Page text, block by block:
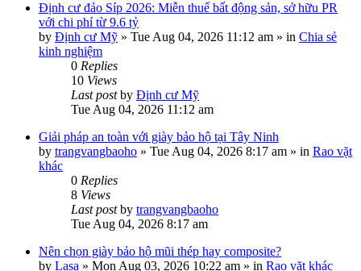
Định cư đảo Síp 2026: Miễn thuế bất động sản, sở hữu PR
với chi phí từ 9.6 tỷ
by Định cư Mỹ » Tue Aug 04, 2026 11:12 am » in Chia sẻ
kinh nghiệm
0 Replies
10 Views
Last postby Định cư Mỹ
Tue Aug 04, 2026 11:12 am
Giải pháp an toàn với giày bảo hộ tại Tây Ninh
by trangvangbaoho » Tue Aug 04, 2026 8:17 am » in Rao vặt
khác
0 Replies
8 Views
Last postby trangvangbaoho
Tue Aug 04, 2026 8:17 am
Nên chọn giày bảo hộ mũi thép hay composite?
by Lasa » Mon Aug 03, 2026 10:22 am » in Rao vặt khác